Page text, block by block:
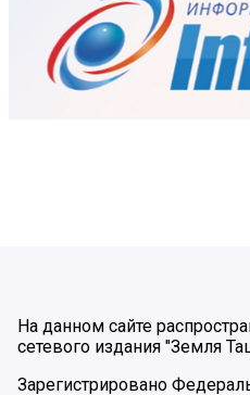
На данном сайте
сетевого издания "Земля
Зарегистрировано